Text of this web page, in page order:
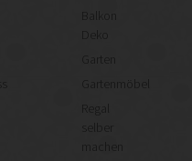
Deko
Garten
Gartenmöbel
Regal